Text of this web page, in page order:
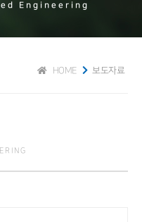
Engineering
보도자료
HOME